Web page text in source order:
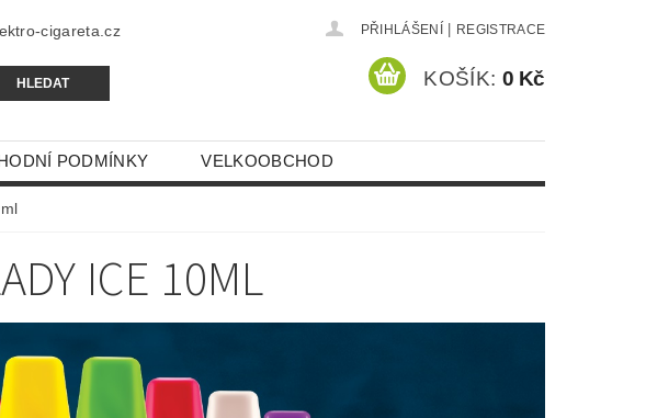
cigareta.cz PŘIHLÁŠENÍ REGISTRACE
KOŠÍK: 0 Kč
PODMÍNKY VELKOOBCHOD
ICE 10ML